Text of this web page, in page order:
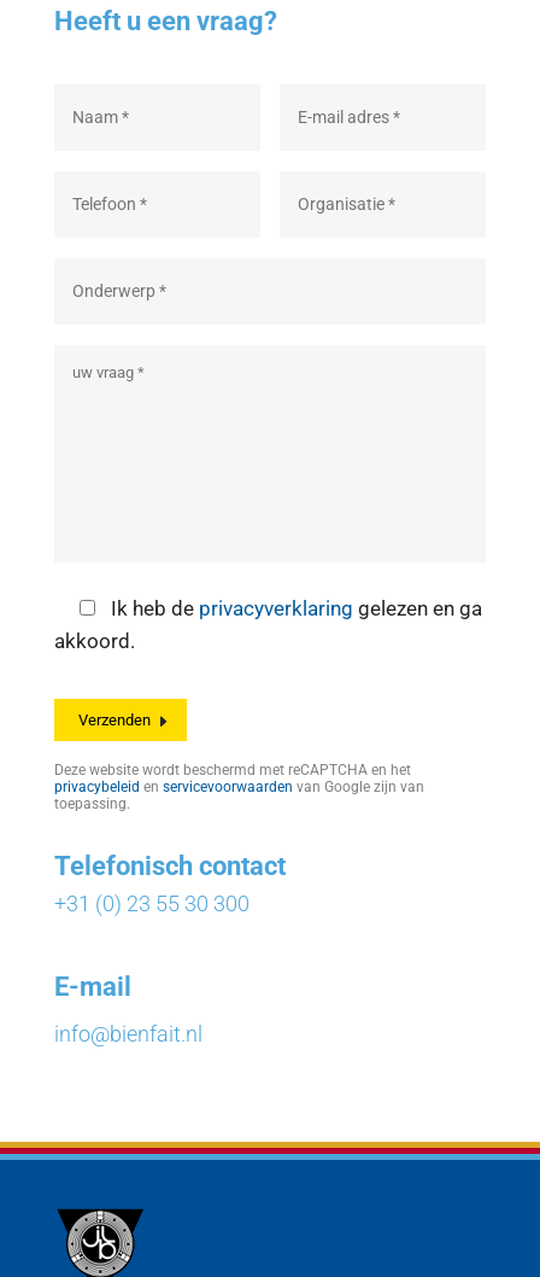
Heeft u een vraag?
Ik heb de privacyverklaring gelezen en ga
akkoord.
Deze website wordt beschermd met reCAPTCHA en het
privacybeleid en servicevoorwaarden van Google zijn van
toepassing.
Telefonisch contact
+31 (0) 23 55 30 300
E-mail
info@bienfait.nl